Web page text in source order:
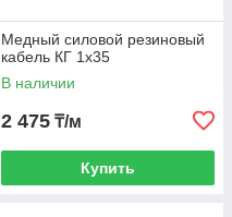
Медный силовой резиновый
кабель КГ 1х35
В наличии
2 475 ₸/м
Купить